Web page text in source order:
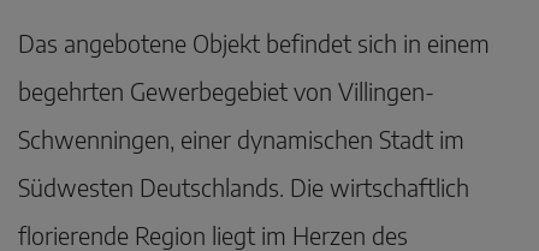
Das angebotene Objekt befindet sich in einem
begehrten Gewerbegebiet von Villingen-
Schwenningen, einer dynamischen Stadt im
Südwesten Deutschlands. Die wirtschaftlich
florierende Region liegt im Herzen des